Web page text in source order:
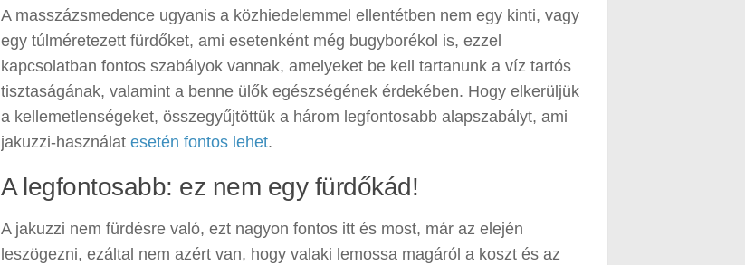
A masszázsmedence ugyanis a közhiedelemmel ellentétben nem egy kinti, vagy
egy túlméretezett fürdőket, ami esetenként még bugyborékol is, ezzel
kapcsolatban fontos szabályok vannak, amelyeket be kell tartanunk a víz tartós
tisztaságának, valamint a benne ülők egészségének érdekében. Hogy elkerüljük
a kellemetlenségeket, összegyűjtöttük a három legfontosabb alapszabályt, ami
jakuzzi-használat esetén fontos lehet.
A legfontosabb: ez nem egy fürdőkád!
A jakuzzi nem fürdésre való, ezt nagyon fontos itt és most, már az elején
leszögezni, ezáltal nem azért van, hogy valaki lemossa magáról a koszt és az